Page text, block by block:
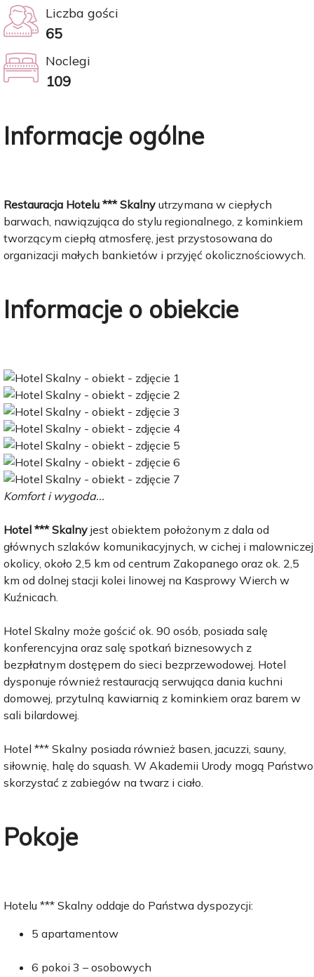
Liczba gości
65
Noclegi
109
Informacje ogólne
Restauracja Hotelu *** Skalny utrzymana w ciepłych
barwach, nawiązująca do stylu regionalnego, z kominkiem
tworzącym ciepłą atmosferę, jest przystosowana do
organizacji małych bankietów i przyjęć okolicznościowych.
Informacje o obiekcie
Komfort i wygoda...
Hotel *** Skalny jest obiektem położonym z dala od
głównych szlaków komunikacyjnych, w cichej i malowniczej
okolicy, około 2,5 km od centrum Zakopanego oraz ok. 2,5
km od dolnej stacji kolei linowej na Kasprowy Wierch w
Kuźnicach.
Hotel Skalny może gościć ok. 90 osób, posiada salę
konferencyjna oraz salę spotkań biznesowych z
bezpłatnym dostępem do sieci bezprzewodowej. Hotel
dysponuje również restauracją serwująca dania kuchni
domowej, przytulną kawiarnią z kominkiem oraz barem w
sali bilardowej.
Hotel *** Skalny posiada również basen, jacuzzi, sauny,
siłownię, halę do squash. W Akademii Urody mogą Państwo
skorzystać z zabiegów na twarz i ciało.
Pokoje
Hotelu *** Skalny oddaje do Państwa dyspozycji:
5 apartamentow
6 pokoi 3 – osobowych